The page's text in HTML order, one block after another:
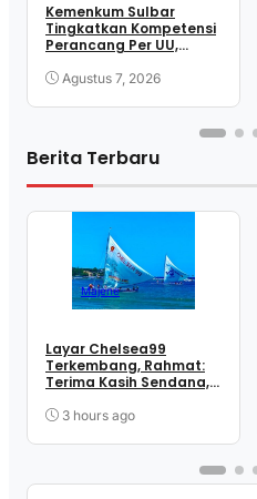
Kemenkum Sulbar
Tingkatkan Kompetensi
Perancang Per UU,
Berkualitas
Agustus 7, 2026
Berita Terbaru
Majene
Layar Chelsea99
Terkembang, Rahmat:
Terima Kasih Sendana,
Penopang Perjuangan
3 hours ago